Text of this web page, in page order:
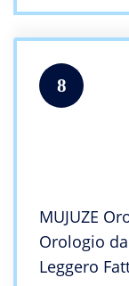
8
MUJUZE
Orologio
Leggero